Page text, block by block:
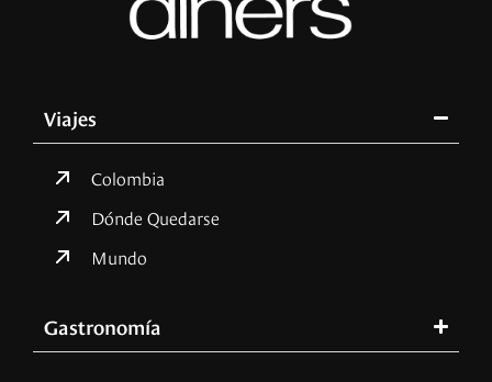
Viajes
Colombia
Dónde Quedarse
Mundo
Gastronomía